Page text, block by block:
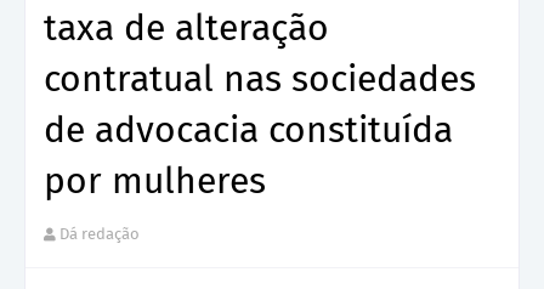
taxa de alteração
contratual nas sociedades
de advocacia constituída
por mulheres
Dá redação